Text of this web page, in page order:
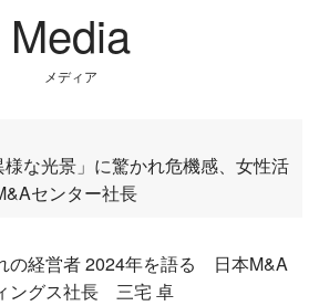
Media
メディア
な光景」に驚かれ危機感、女性活
センター社長
経営者 2024年を語る 日本M&A
ングス社長 三宅 卓